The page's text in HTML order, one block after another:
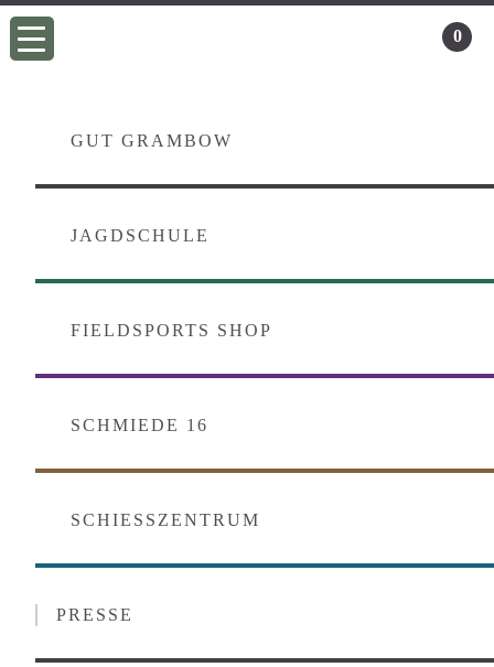
Zur
Hauptnavigation
springen
Skip
main
0
GUT GRAMBOW
JAGDSCHULE
FIELDSPORTS SHOP
SCHMIEDE 16
SCHIESSZENTRUM
PRESSE